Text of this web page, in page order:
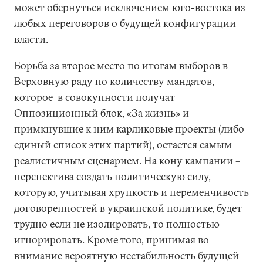
может обернуться исключением юго-востока из
любых переговоров о будущей конфигурации
власти.
Борьба за второе место по итогам выборов в
Верховную раду по количеству мандатов,
которое в совокупности получат
Оппозиционный блок, «За жизнь» и
примкнувшие к ним карликовые проекты (либо
единый список этих партий), остается самым
реалистичным сценарием. На кону кампании –
перспектива создать политическую силу,
которую, учитывая хрупкость и переменчивость
договоренностей в украинской политике, будет
трудно если не изолировать, то полностью
игнорировать. Кроме того, принимая во
внимание вероятную нестабильность будущей